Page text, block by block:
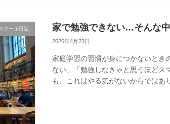
クール日記 家で勉強できない…そんな
2026年4月23日
家庭学習の習慣が身につかないとき
ない」「勉強しなきゃと思うほどス
も、これはやる気がないからではあ